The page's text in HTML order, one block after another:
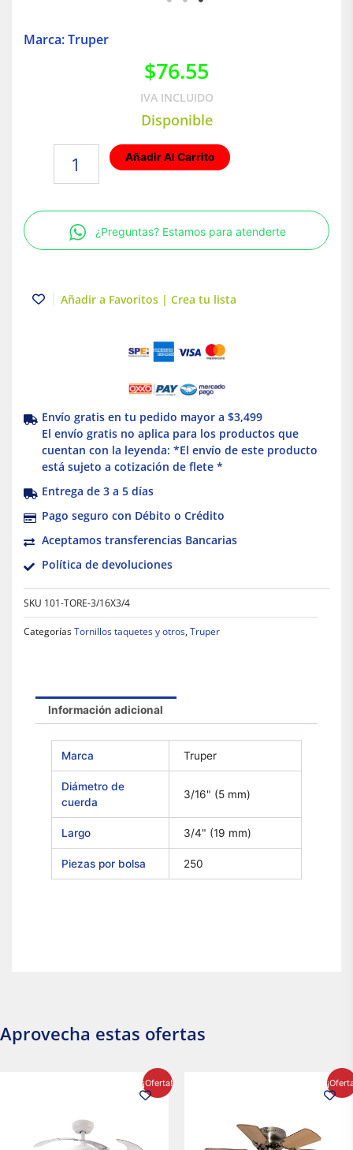
Marca: Truper
$76.55
IVA INCLUIDO
Disponible
galvanizado
estufa
3/16"x3/4"
(250
cantidad
Añadir Al Carrito
¿Preguntas? Estamos para atenderte
Añadir a Favoritos | Crea tu lista
Envío gratis en tu pedido mayor a $3,499
El envío gratis no aplica para los productos que
cuentan con la leyenda: *El envío de este producto
está sujeto a cotización de flete *
Entrega de 3 a 5 días
Pago seguro con Débito o Crédito
Aceptamos transferencias Bancarias
Política de devoluciones
SKU 101-TORE-3/16X3/4
CategoríasTornillos taquetes y otros, Truper
Información adicional
Marca Truper
Diámetro de
cuerda
3/16" (5 mm)
Largo 3/4" (19 mm)
Piezas por bolsa 250
Aprovecha estas ofertas
¡Oferta!
$2,986.97.
precio
actual
$1,450.23.
precio
actual